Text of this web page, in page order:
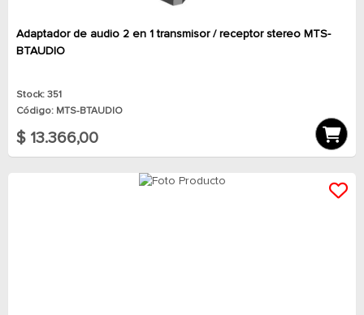
Adaptador de audio 2 en 1 transmisor / receptor stereo MTS-
BTAUDIO
Stock: 351
Código: MTS-BTAUDIO
$ 13.366,00